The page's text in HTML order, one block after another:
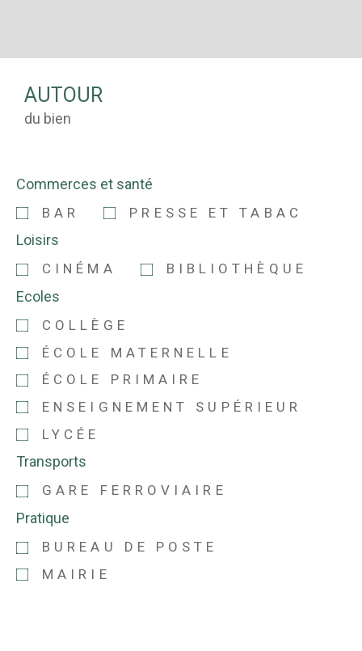
AUTOUR
du bien
Commerces et santé
BAR PRESSE ET TABAC
Loisirs
CINÉMA BIBLIOTHÈQUE
Ecoles
COLLÈGE
ÉCOLE MATERNELLE
ÉCOLE PRIMAIRE
ENSEIGNEMENT SUPÉRIEUR
LYCÉE
Transports
GARE FERROVIAIRE
Pratique
BUREAU DE POSTE
MAIRIE